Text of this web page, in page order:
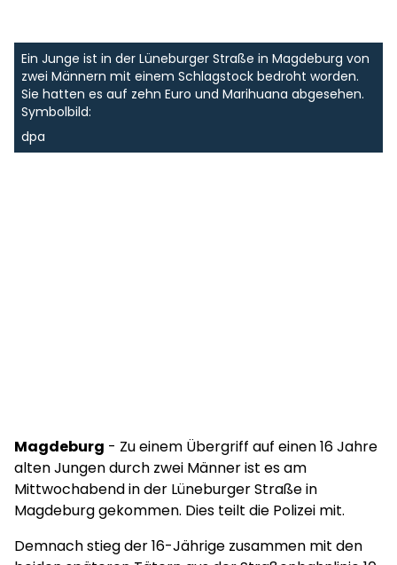
Ein Junge ist in der Lüneburger Straße in Magdeburg von
zwei Männern mit einem Schlagstock bedroht worden.
Sie hatten es auf zehn Euro und Marihuana abgesehen.
Symbolbild:
dpa
Magdeburg - Zu einem Übergriff auf einen 16 Jahre
alten Jungen durch zwei Männer ist es am
Mittwochabend in der Lüneburger Straße in
Magdeburg gekommen. Dies teilt die Polizei mit.
Demnach stieg der 16-Jährige zusammen mit den